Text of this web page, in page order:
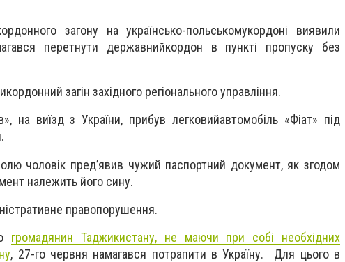
загону на українсько-польськомукордоні виявили
перетнути державнийкордон в пункті пропуску без
загін західного регіонального управління.
на виїзд з України, прибув легковийавтомобіль «Фіат» під
чоловік пред’явив чужий паспортний документ, як згодом
належить його сину.
правопорушення.
громадянин Таджикистану, не маючи при собі необхідних
, 27-го червня намагався потрапити в Україну. Для цього в